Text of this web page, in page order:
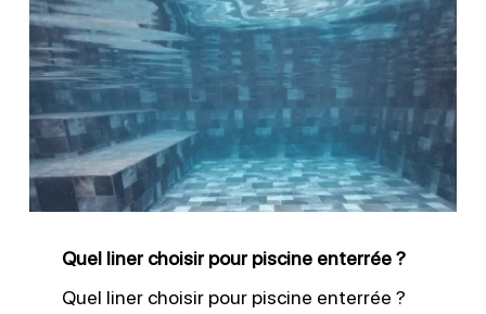
liner
choisir
pour
piscine
enterrée
?
Quel liner choisir pour piscine enterrée ?
Quel liner choisir pour piscine enterrée ?